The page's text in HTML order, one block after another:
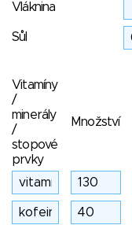
Vláknina
Sůl
Vitamíny
/
minerály
/
stopové
prvky
Množství